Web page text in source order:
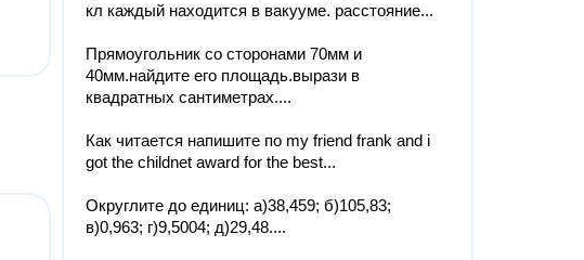
кл каждый находится в вакууме. расстояние...
Прямоугольник со сторонами 70мм и
40мм.найдите его площадь.вырази в
квадратных сантиметрах....
Как читается напишите по my friend frank and i
got the childnet award for the best...
Округлите до единиц: a)38,459; б)105,83;
в)0,963; г)9,5004; д)29,48....